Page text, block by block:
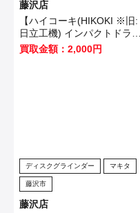
藤沢店
【ハイコーキ(HIKOKI ※旧:
日立工機) インパクトドライ
バ WH12VE】横浜市のお客
様から買取させていただきま
買取金額：2,000円
ディスクグラインダー マキタ
藤沢市
藤沢店